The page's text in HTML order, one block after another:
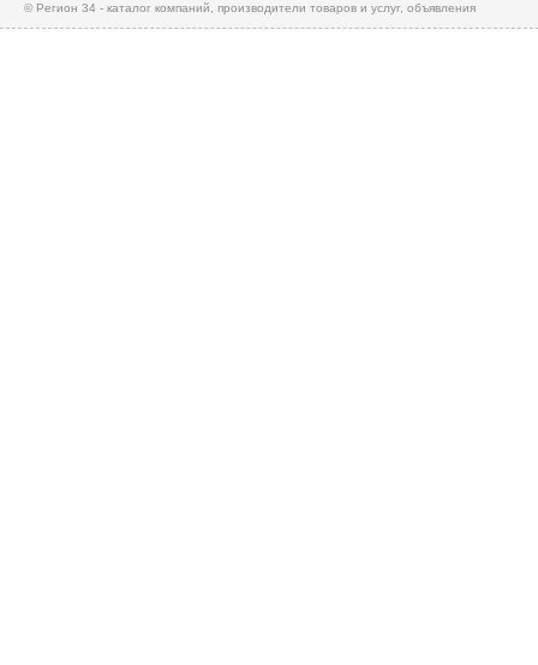
© Регион 34 - каталог компаний, производители товаров и услуг, объявления